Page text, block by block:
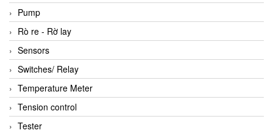
Pump
Rò re - Rờ lay
Sensors
Switches/ Relay
Temperature Meter
Tension control
Tester